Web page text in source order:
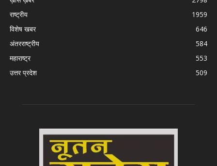
राष्ट्रीय
1959
विशेष खबर
646
अंतरराष्ट्रीय
584
महाराष्ट्र
553
उत्तर प्रदेश
509